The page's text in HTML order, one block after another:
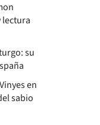
lectura
su
en
sabio